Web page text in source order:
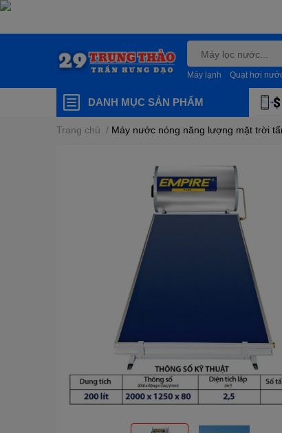
Máy lạnh Quạt hơi
DANH MỤC SẢN PHẨM
Trang chủ / Máy nước nóng năng lượng mặt trời